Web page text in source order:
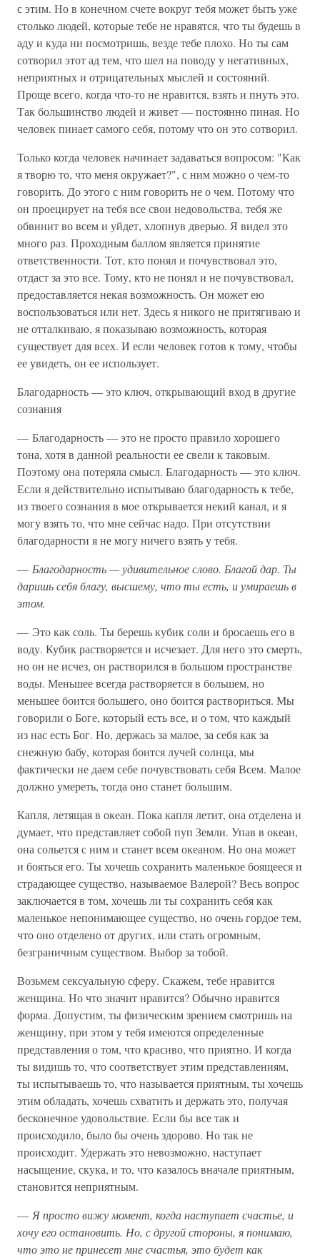
с этим. Но в конечном счете вокруг тебя может быть уже
столько людей, которые тебе не нравятся, что ты будешь в
аду и куда ни посмотришь, везде тебе плохо. Но ты сам
сотворил этот ад тем, что шел на поводу у негативных,
неприятных и отрицательных мыслей и состояний.
Проще всего, когда что-то не нравится, взять и пнуть это.
Так большинство людей и живет — постоянно пиная. Но
человек пинает самого себя, потому что он это сотворил.
Только когда человек начинает задаваться вопросом: "Как
я творю то, что меня окружает?", с ним можно о чем-то
говорить. До этого с ним говорить не о чем. Потому что
он проецирует на тебя все свои недовольства, тебя же
обвинит во всем и уйдет, хлопнув дверью. Я видел это
много раз. Проходным баллом является принятие
ответственности. Тот, кто понял и почувствовал это,
отдаст за это все. Тому, кто не понял и не почувствовал,
предоставляется некая возможность. Он может ею
воспользоваться или нет. Здесь я никого не притягиваю и
не отталкиваю, я показываю возможность, которая
существует для всех. И если человек готов к тому, чтобы
ее увидеть, он ее использует.
Благодарность — это ключ, открывающий вход в другие
сознания
— Благодарность — это не просто правило хорошего
тона, хотя в данной реальности ее свели к таковым.
Поэтому она потеряла смысл. Благодарность — это ключ.
Если я действительно испытываю благодарность к тебе,
из твоего сознания в мое открывается некий канал, и я
могу взять то, что мне сейчас надо. При отсутствии
благодарности я не могу ничего взять у тебя.
— Благодарность — удивительное слово. Благой дар. Ты
даришь себя благу, высшему, что ты есть, и умираешь в
этом.
— Это как соль. Ты берешь кубик соли и бросаешь его в
воду. Кубик растворяется и исчезает. Для него это смерть,
но он не исчез, он растворился в большом пространстве
воды. Меньшее всегда растворяется в большем, но
меньшее боится большего, оно боится раствориться. Мы
говорили о Боге, который есть все, и о том, что каждый
из нас есть Бог. Но, держась за малое, за себя как за
снежную бабу, которая боится лучей солнца, мы
фактически не даем себе почувствовать себя Всем. Малое
должно умереть, тогда оно станет большим.
Капля, летящая в океан. Пока капля летит, она отделена и
думает, что представляет собой пуп Земли. Упав в океан,
она сольется с ним и станет всем океаном. Но она может
и бояться его. Ты хочешь сохранить маленькое боящееся и
страдающее существо, называемое Валерой? Весь вопрос
заключается в том, хочешь ли ты сохранить себя как
маленькое непонимающее существо, но очень гордое тем,
что оно отделено от других, или стать огромным,
безграничным существом. Выбор за тобой.
Возьмем сексуальную сферу. Скажем, тебе нравится
женщина. Но что значит нравится? Обычно нравится
форма. Допустим, ты физическим зрением смотришь на
женщину, при этом у тебя имеются определенные
представления о том, что красиво, что приятно. И когда
ты видишь то, что соответствует этим представлениям,
ты испытываешь то, что называется приятным, ты хочешь
этим обладать, хочешь схватить и держать это, получая
бесконечное удовольствие. Если бы все так и
происходило, было бы очень здорово. Но так не
происходит. Удержать это невозможно, наступает
насыщение, скука, и то, что казалось вначале приятным,
становится неприятным.
— Я просто вижу момент, когда наступает счастье, и
хочу его остановить. Но, с другой стороны, я понимаю,
что это не принесет мне счастья, это будет как